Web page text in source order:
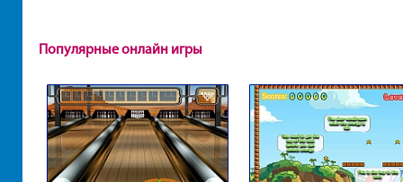
Популярные онлайн игры